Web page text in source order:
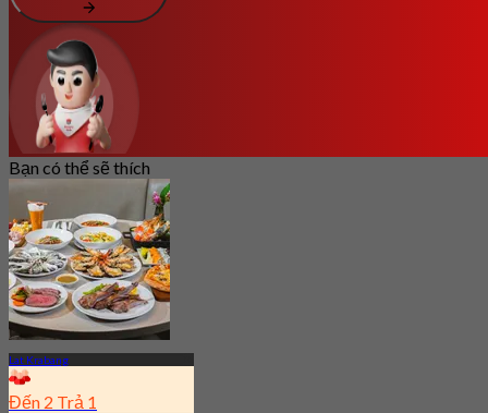
Bạn có thể sẽ thích
Lat Krabang
Đến 2 Trả 1